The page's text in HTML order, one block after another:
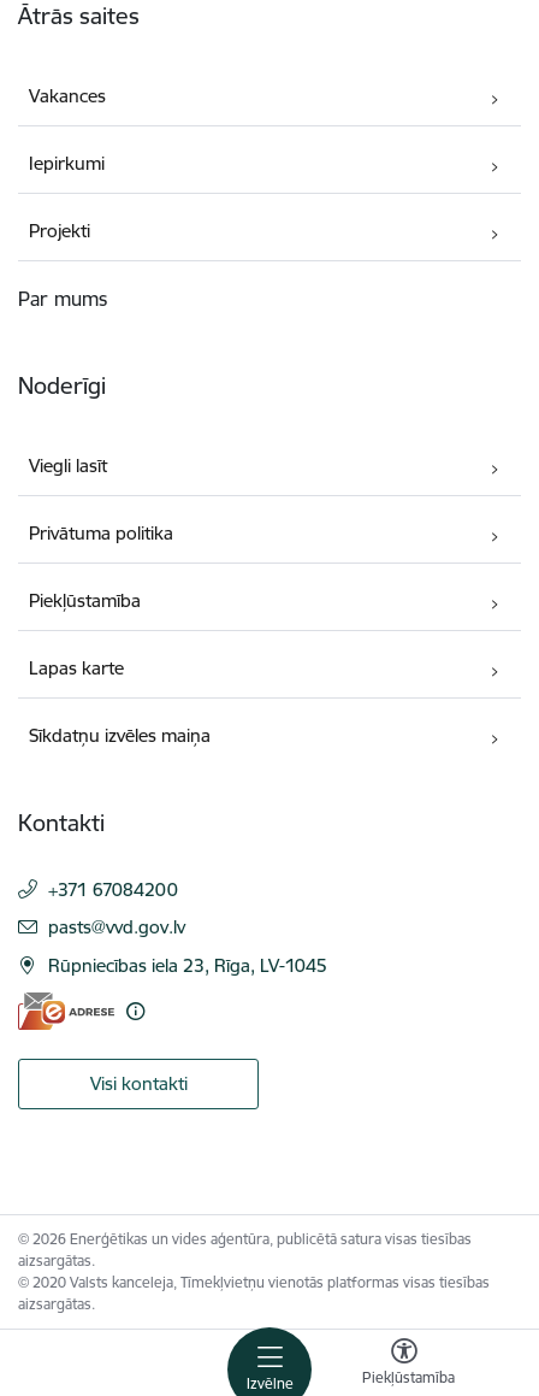
Izvēlne Piekļūstamība
Ātrās saites
Vakances
Iepirkumi
Projekti
Par mums
Noderīgi
Viegli lasīt
Privātuma politika
Piekļūstamība
Lapas karte
Sīkdatņu izvēles maiņa
Kontakti
+371 67084200
E-pasts:
pasts@vvd.gov.lv
Rūpniecības iela 23, Rīga, LV-1045
Visi kontakti
© 2026 Enerģētikas un vides aģentūra, publicētā satura visas tiesības
aizsargātas.
© 2020 Valsts kanceleja, Tīmekļvietņu vienotās platformas visas tiesības
aizsargātas.